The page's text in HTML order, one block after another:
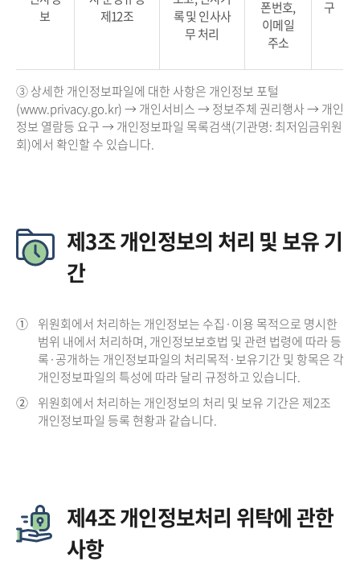
보
제12조
록 및 인사사
무 처리
폰번호,
이메일
주소
구
③ 상세한 개인정보파일에 대한 사항은 개인정보 포털
(www.privacy.go.kr) → 개인서비스 → 정보주체 권리행사 → 개인
정보 열람등 요구 → 개인정보파일 목록검색(기관명: 최저임금위원
회)에서 확인할 수 있습니다.
제3조 개인정보의 처리 및 보유 기
간
① 위원회에서 처리하는 개인정보는 수집·이용 목적으로 명시한
범위 내에서 처리하며, 개인정보보호법 및 관련 법령에 따라 등
록·공개하는 개인정보파일의 처리목적·보유기간 및 항목은 각
개인정보파일의 특성에 따라 달리 규정하고 있습니다.
② 위원회에서 처리하는 개인정보의 처리 및 보유 기간은 제2조
개인정보파일 등록 현황과 같습니다.
제4조 개인정보처리 위탁에 관한
사항